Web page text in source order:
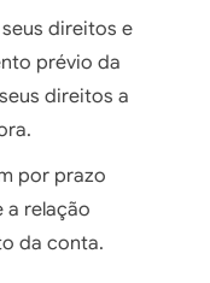
direitos e
prévio da
direitos a
por prazo
a relação
da conta.